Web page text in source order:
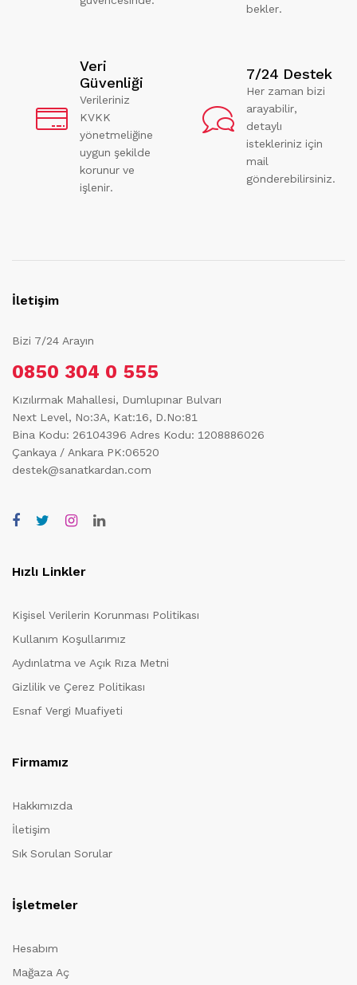
bekler.
Veri
Güvenliği
Verileriniz
KVKK
yönetmeliğine
uygun şekilde
korunur ve
işlenir.
7/24 Destek
Her zaman bizi
arayabilir,
detaylı
istekleriniz için
mail
gönderebilirsiniz.
İletişim
Bizi 7/24 Arayın
0850 304 0 555
Kızılırmak Mahallesi, Dumlupınar Bulvarı
Next Level, No:3A, Kat:16, D.No:81
Bina Kodu: 26104396 Adres Kodu: 1208886026
Çankaya / Ankara PK:06520
destek@sanatkardan.com
Hızlı Linkler
Kişisel Verilerin Korunması Politikası
Kullanım Koşullarımız
Aydınlatma ve Açık Rıza Metni
Gizlilik ve Çerez Politikası
Esnaf Vergi Muafiyeti
Firmamız
Hakkımızda
İletişim
Sık Sorulan Sorular
İşletmeler
Hesabım
Mağaza Aç